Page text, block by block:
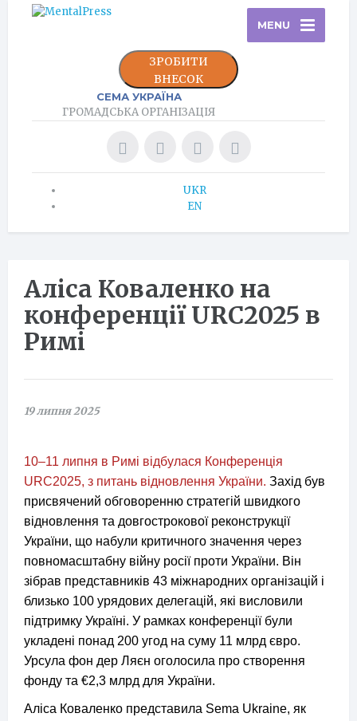
MENU
ЗРОБИТИ
ВНЕСОК
СЕМА УКРАЇНА
ГРОМАДСЬКА ОРГАНІЗАЦІЯ
UKR
EN
Аліса Коваленко на
конференції URC2025 в
Римі
19 липня 2025
10–11 липня в Римі відбулася Конференція
URC2025, з питань відновлення України. Захід був
присвячений обговоренню стратегій швидкого
відновлення та довгострокової реконструкції
України, що набули критичного значення через
повномасштабну війну росії проти України. Він
зібрав представників 43 міжнародних організацій і
близько 100 урядових делегацій, які висловили
підтримку Україні. У рамках конференції були
укладені понад 200 угод на суму 11 млрд євро.
Урсула фон дер Ляєн оголосила про створення
фонду та €2,3 млрд для України.
Аліса Коваленко представила Sema Ukraine, як